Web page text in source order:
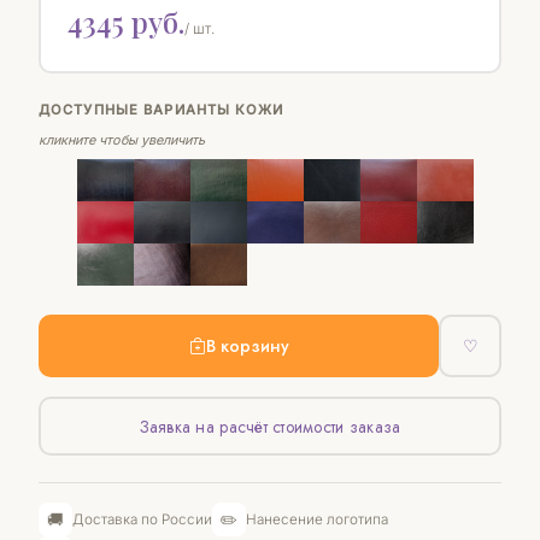
4345 руб./ шт.
ДОСТУПНЫЕ ВАРИАНТЫ КОЖИ
кликните чтобы увеличить
В корзину ♡
Заявка на расчёт стоимости заказа
🚚 Доставка по России ✏️ Нанесение логотипа